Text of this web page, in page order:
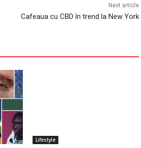
Next article
Cafeaua cu CBD în trend la New York
Lifestyle